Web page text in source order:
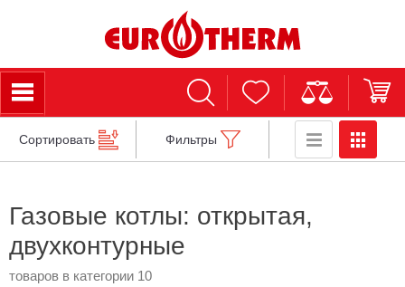
Сортировать Фильтры
Газовые котлы: открытая,
двухконтурные
товаров в категории 10